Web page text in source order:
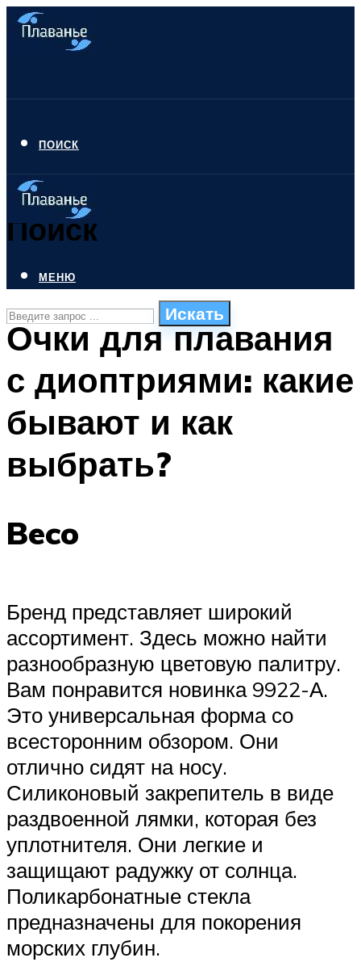
ПОИСК
Поиск
Искать
СТИЛИ ПЛАВАНЬЯ
ПЛАВАНЬЕ ДЛЯ ДЕТЕЙ
БАССЕЙН ДЛЯ ДОМА
ОЧИСТКА БАССЕЙНОВ
МЕНЮ
Очки для плавания
с диоптриями: какие
бывают и как
выбрать?
Beco
Бренд представляет широкий
ассортимент. Здесь можно найти
разнообразную цветовую палитру.
Вам понравится новинка 9922-А.
Это универсальная форма со
всесторонним обзором. Они
отлично сидят на носу.
Силиконовый закрепитель в виде
раздвоенной лямки, которая без
уплотнителя. Они легкие и
защищают радужку от солнца.
Поликарбонатные стекла
предназначены для покорения
морских глубин.